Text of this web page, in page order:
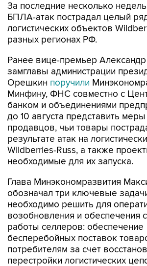
За последние несколько
БПЛА-атак пострадал целый
логистических объектов
разных регионах РФ.
Ранее вице-премьер
замглавы администрации
Орешкин поручили
Минфину, ФНС совместно с
банком и объединениями
до 10 августа представить
продавцов, чьи товары
результате атак на
Wildberries-Russ, а также
необходимые для их запуска.
Глава Минэкономразвития
обозначал три ключевые
необходимо решить для
возобновления и обеспечения
работы селлеров: обеспечение
бесперебойных поставок
потребителям за счет
перестройки логистических